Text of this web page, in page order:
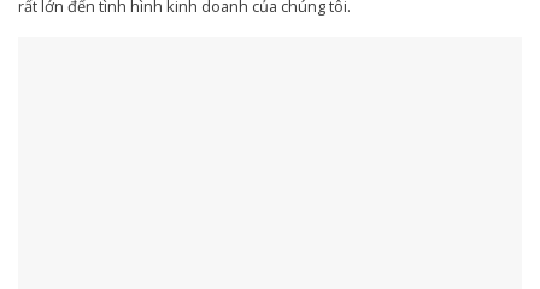
rất lớn đến tình hình kinh doanh của chúng tôi.